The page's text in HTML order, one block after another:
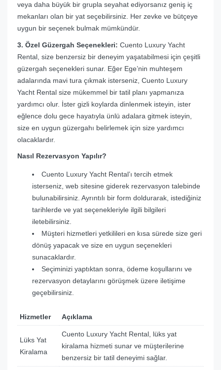
veya daha büyük bir grupla seyahat ediyorsanız geniş iç
mekanları olan bir yat seçebilirsiniz. Her zevke ve bütçeye
uygun bir seçenek bulmak mümkündür.
3. Özel Güzergah Seçenekleri: Cuento Luxury Yacht
Rental, size benzersiz bir deneyim yaşatabilmesi için çeşitli
güzergah seçenekleri sunar. Eğer Ege’nin muhteşem
adalarında mavi tura çıkmak isterseniz, Cuento Luxury
Yacht Rental size mükemmel bir tatil planı yapmanıza
yardımcı olur. İster gizli koylarda dinlenmek isteyin, ister
eğlence dolu gece hayatıyla ünlü adalara gitmek isteyin,
size en uygun güzergahı belirlemek için size yardımcı
olacaklardır.
Nasıl Rezervasyon Yapılır?
Cuento Luxury Yacht Rental’ı tercih etmek
isterseniz, web sitesine giderek rezervasyon talebinde
bulunabilirsiniz. Ayrıntılı bir form doldurarak, istediğiniz
tarihlerde ve yat seçenekleriyle ilgili bilgileri
iletebilirsiniz.
Müşteri hizmetleri yetkilileri en kısa sürede size geri
dönüş yapacak ve size en uygun seçenekleri
sunacaklardır.
Seçiminizi yaptıktan sonra, ödeme koşullarını ve
rezervasyon detaylarını görüşmek üzere iletişime
geçebilirsiniz.
Hizmetler Açıklama
Lüks Yat
Kiralama
Cuento Luxury Yacht Rental, lüks yat
kiralama hizmeti sunar ve müşterilerine
benzersiz bir tatil deneyimi sağlar.